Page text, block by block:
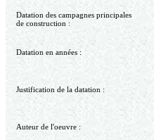
Datation des campagnes principales
de construction :
Datation en années :
Justification de la datation :
Auteur de l'oeuvre :